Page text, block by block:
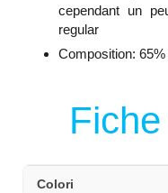
cependant un
regular
Composition:
Colori